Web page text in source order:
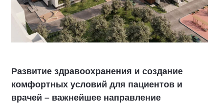
Развитие здравоохранения и создание
комфортных условий для пациентов и
врачей – важнейшее направление